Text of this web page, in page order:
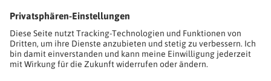
Stimmen unserer Absolventinnen und Absolventen
Seminare
Seminardatenbank
Inhouseanfragen